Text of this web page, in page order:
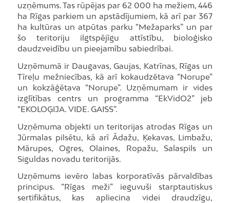
uzņēmums. Tas rūpējas par 62 000 ha mežiem, 446
ha Rīgas parkiem un apstādījumiem, kā arī par 367
ha kultūras un atpūtas parku “Mežaparks” un par
šo teritoriju ilgtspējīgu attīstību, bioloģisko
daudzveidību un pieejamību sabiedrībai.
Uzņēmumā ir Daugavas, Gaujas, Katrīnas, Rīgas un
Tīreļu mežniecības, kā arī kokaudzētava “Norupe”
un kokzāģētava “Norupe”. Uzņēmumam ir vides
izglītības centrs un programma “EkVidO2” jeb
“EKOLOĢIJA. VIDE. GAISS”.
Uzņēmuma objekti un teritorijas atrodas Rīgas un
Jūrmalas pilsētu, kā arī Ādažu, Ķekavas, Limbažu,
Mārupes, Ogres, Olaines, Ropažu, Salaspils un
Siguldas novadu teritorijās.
Uzņēmums ievēro labas korporatīvās pārvaldības
principus. “Rīgas meži” ieguvuši starptautiskus
sertifikātus, kas apliecina videi draudzīgu,